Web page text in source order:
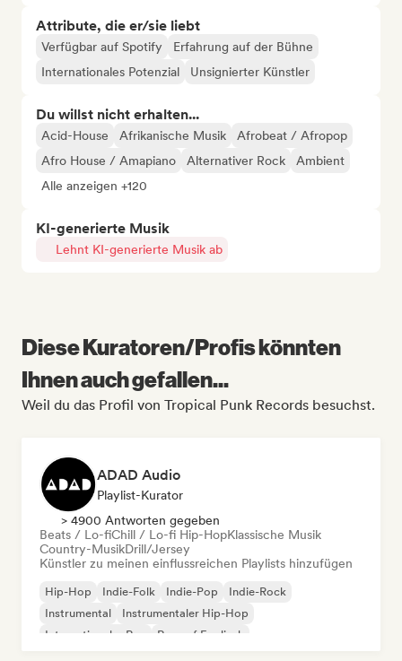
Attribute, die er/sie liebt
Verfügbar auf Spotify
Erfahrung auf der Bühne
Internationales Potenzial
Unsignierter Künstler
Du willst nicht erhalten...
Acid-House Afrikanische Musik
Afrobeat / Afropop
Afro House / Amapiano
Alternativer Rock
Ambient
Alle anzeigen +120
KI-generierte Musik
Lehnt KI-generierte Musik ab
Diese Kuratoren/Profis könnten
Ihnen auch gefallen...
Weil du das Profil von Tropical Punk Records besuchst.
ADAD Audio
Playlist-Kurator
> 4900 Antworten gegeben
Beats / Lo-fiChill / Lo-fi Hip-HopKlassische Musik
Country-MusikDrill/Jersey
Künstler zu meinen einflussreichen Playlists hinzufügen
Hip-Hop Indie-Folk Indie-Pop
Indie-Rock
Instrumental
Instrumentaler Hip-Hop
Internationaler Rap
Rap auf Englisch